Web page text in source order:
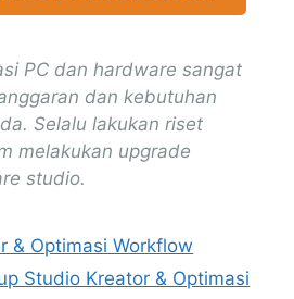
PC dan hardware sangat
dan kebutuhan
Selalu lakukan riset
melakukan upgrade
studio.
& Optimasi Workflow
Studio Kreator & Optimasi